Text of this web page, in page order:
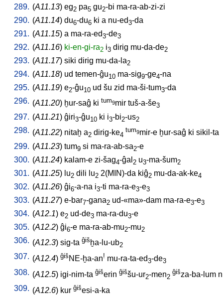
289. (A11.13) eg2 pa5 gu2-bi ma-ra-ab-zi-zi
290. (A11.14) du6-du6 ki a nu-ed3-da
291. (A11.15) a ma-ra-ed3-de3
292. (A11.16) ki-en-gi-ra2 i3 dirig mu-da-de2
293. (A11.17) siki dirig mu-da-la2
294. (A11.18) ud temen-ĝu10 ma-sig9-ge4-na
295. (A11.19) e2-ĝu10 ud šu zid ma-ši-tum3-da
296. (A11.20) ḫur-saĝ ki tum9mir tuš-a-še3
297. (A11.21) ĝiri3-ĝu10 ki i3-bi2-us2
298. (A11.22) nitaḫ a2 dirig-ke4
tum9mir-e ḫur-saĝ ki sikil-ta
299. (A11.23) tum9 si ma-ra-ab-sa2-e
300. (A11.24) kalam-e zi-šag4-ĝal 2 u3-ma-šum2
301. (A11.25) lu2 dili lu2 2(MIN)-da kiĝ2 mu-da-ak-ke4
302. (A11.26) ĝi6-a-na i3-ti ma-ra-e3-e3
303. (A11.27) e-bar7-gana2 ud-«ma»-dam ma-ra-e3-e3
304. (A12.1) e2 ud-de3 ma-ra-du3-e
305. (A12.2) ĝi6-e ma-ra-ab-mu2-mu2
306. (A12.3) sig-ta ĝiš ḫa-lu-ub2
307. (A12.4) ĝiš NE-ḫa-an! mu-ra-ta-ed3-de3
308. (A12.5) igi-nim-ta ĝišerin ĝiššu-ur2-men2
ĝišza-ba-lum
309. (A12.6) kur ĝišesi-a-ka